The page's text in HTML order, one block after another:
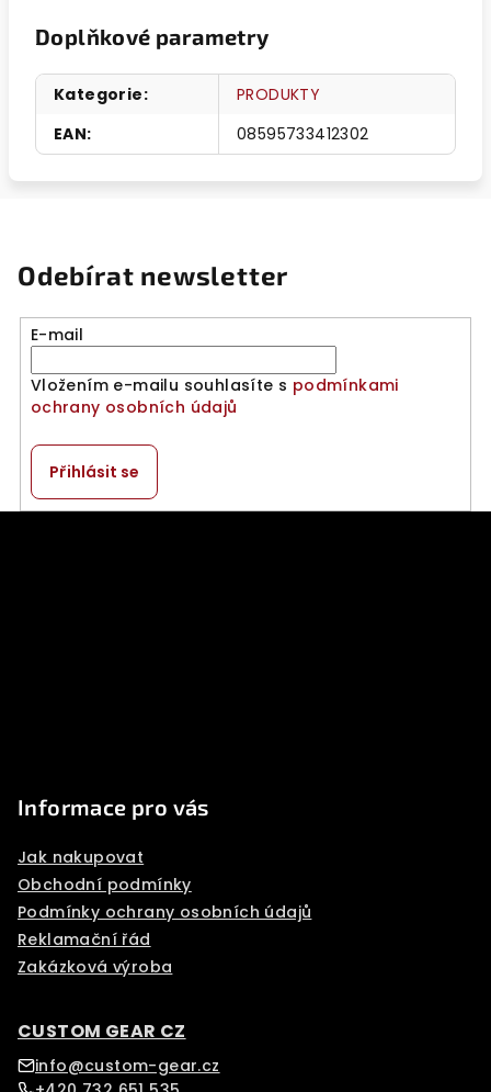
Doplňkové parametry
Kategorie:
PRODUKTY
EAN: 08595733412302
Odebírat newsletter
E-mail
Vložením e-mailu souhlasíte s podmínkami
ochrany osobních údajů
Přihlásit se
Informace pro vás
Jak nakupovat
Obchodní podmínky
Podmínky ochrany osobních údajů
Reklamační řád
Zakázková výroba
CUSTOM GEAR CZ
info@custom-gear.cz